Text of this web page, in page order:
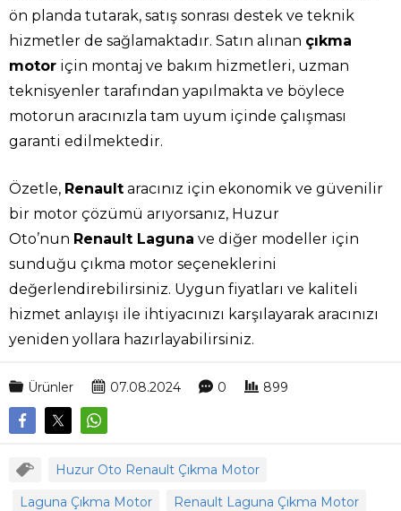
ön planda tutarak, satış sonrası destek ve teknik
hizmetler de sağlamaktadır. Satın alınan çıkma
motor için montaj ve bakım hizmetleri, uzman
teknisyenler tarafından yapılmakta ve böylece
motorun aracınızla tam uyum içinde çalışması
garanti edilmektedir.
Özetle, Renault aracınız için ekonomik ve güvenilir
bir motor çözümü arıyorsanız, Huzur
Oto’nun Renault Laguna ve diğer modeller için
sunduğu çıkma motor seçeneklerini
değerlendirebilirsiniz. Uygun fiyatları ve kaliteli
hizmet anlayışı ile ihtiyacınızı karşılayarak aracınızı
yeniden yollara hazırlayabilirsiniz.
Ürünler 07.08.2024 0 899
Huzur Oto Renault Çıkma Motor
Laguna Çıkma Motor
Renault Laguna Çıkma Motor